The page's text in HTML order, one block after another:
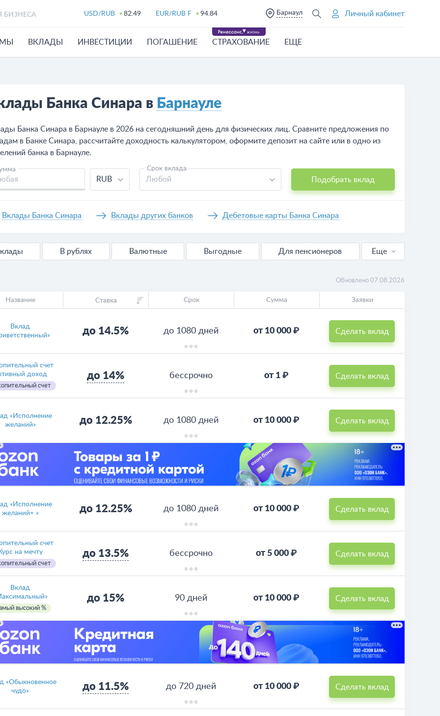
БИЗНЕСА USD/RUB 82.49 EUR/RUB F 94.84 Барнаул Личный кабинет
ВКЛАДЫ ИНВЕСТИЦИИ ПОГАШЕНИЕ СТРАХОВАНИЕ ЕЩЕ
Банка Синара в Барнауле
Банка Синара в Барнауле в 2026 на сегодняшний день для физических лиц. Сравните предложения по
в Банке Синара, рассчитайте доходность калькулятором, оформите депозит на сайте или в одно из
банка в Барнауле.
RUB
Срок вклада
Любой Подобрать вклад
Вклады Банка Синара Вклады других банков Дебетовые карты Банка Синара
Вклады В рублях Валютные Выгодные
Для пенсионеров
Еще
Обновлено 07.08.2026
Название Ставка Срок Сумма Заявки
Вклад
до 14.5% до 1080 дней от 10 000 ₽ Сделать вклад
счет
доход
счет
до 14% бессрочно от 1 ₽ Сделать вклад
«Исполнение
желаний»
до 12.25% до 1080 дней от 10 000 ₽ Сделать вклад
«Исполнение
желаний+ »
до 12.25% до 1080 дней от 10 000 ₽ Сделать вклад
счет
на мечту
счет
до 13.5% бессрочно от 5 000 ₽ Сделать вклад
Вклад
высокий %
до 15% 90 дней от 10 000 ₽ Сделать вклад
«Обыкновенное
чудо»
до 11.5% до 720 дней от 10 000 ₽ Сделать вклад